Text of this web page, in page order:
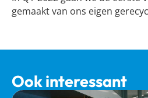
gemaakt van ons eigen
Ook interessant